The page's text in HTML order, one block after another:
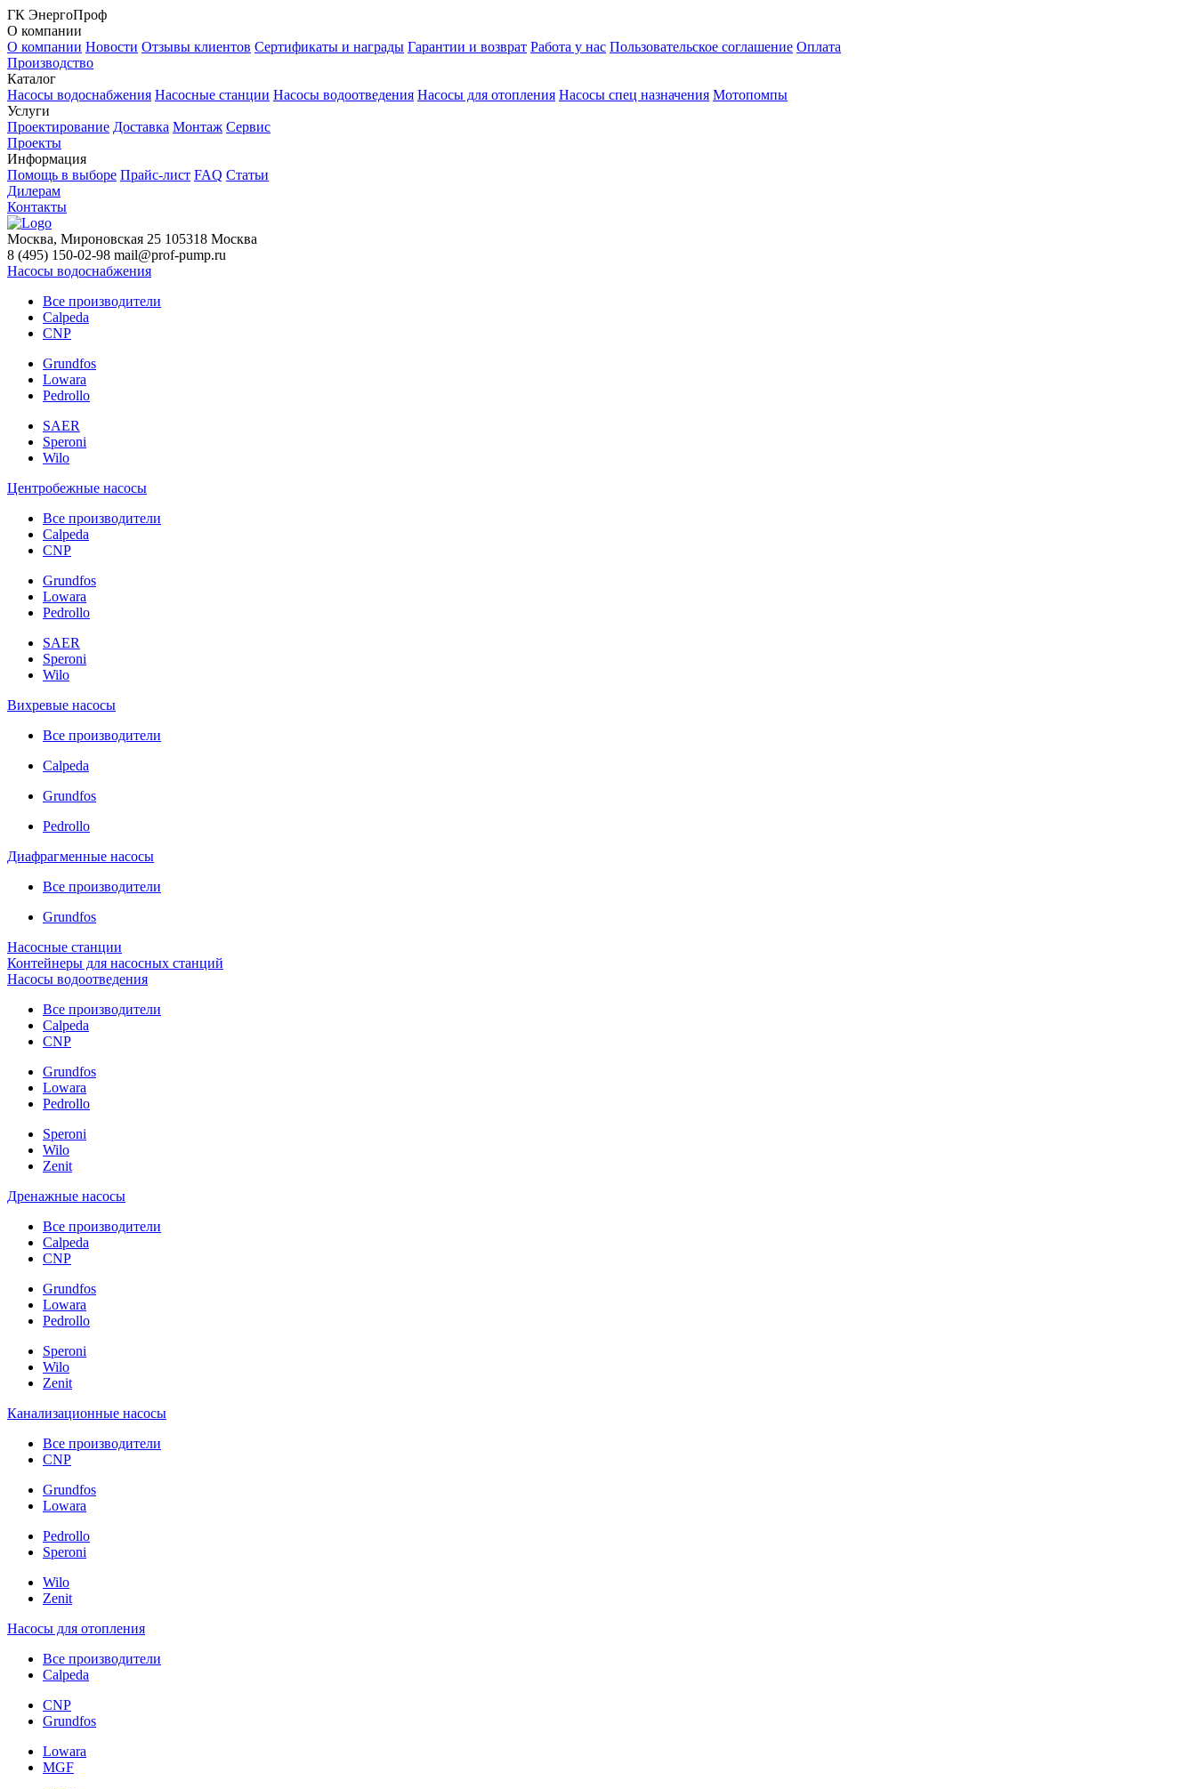
ГК ЭнергоПроф
О компании
О компании Новости Отзывы клиентов Сертификаты и награды Гарантии и возврат Работа у нас Пользовательское соглашение Оплата
Производство
Каталог
Насосы водоснабжения Насосные станции Насосы водоотведения Насосы для отопления Насосы спец назначения Мотопомпы
Услуги
Проектирование Доставка Монтаж Сервис
Проекты
Информация
Помощь в выборе Прайс-лист FAQ Статьи
Дилерам
Контакты
Москва, Мироновская 25 105318 Москва
8 (495) 150-02-98 mail@prof-pump.ru
Насосы водоснабжения
Все производители
Calpeda
CNP
Grundfos
Lowara
Pedrollo
SAER
Speroni
Wilo
Центробежные насосы
Все производители
Calpeda
CNP
Grundfos
Lowara
Pedrollo
SAER
Speroni
Wilo
Вихревые насосы
Все производители
Calpeda
Grundfos
Pedrollo
Диафрагменные насосы
Все производители
Grundfos
Насосные станции
Контейнеры для насосных станций
Насосы водоотведения
Все производители
Calpeda
CNP
Grundfos
Lowara
Pedrollo
Speroni
Wilo
Zenit
Дренажные насосы
Все производители
Calpeda
CNP
Grundfos
Lowara
Pedrollo
Speroni
Wilo
Zenit
Канализационные насосы
Все производители
CNP
Grundfos
Lowara
Pedrollo
Speroni
Wilo
Zenit
Насосы для отопления
Все производители
Calpeda
CNP
Grundfos
Lowara
MGF